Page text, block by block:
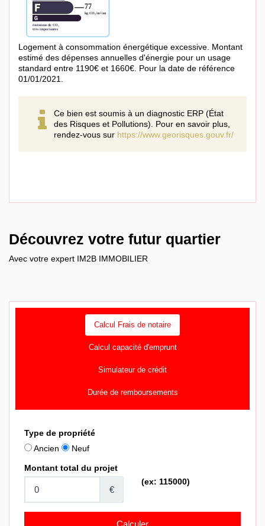
Logement à consommation énergétique excessive. Montant
estimé des dépenses annuelles d'énergie pour un usage
standard entre 1190€ et 1660€. Pour la date de référence
01/01/2021.
Ce bien est soumis à un diagnostic ERP (État
des Risques et Pollutions). Pour en savoir plus,
rendez-vous sur https://www.georisques.gouv.fr/
Découvrez votre futur quartier
Avec votre expert IM2B IMMOBILIER
Calcul Frais de notaire
Calcul capacité d'emprunt
Simulateur de crédit
Durée de remboursements